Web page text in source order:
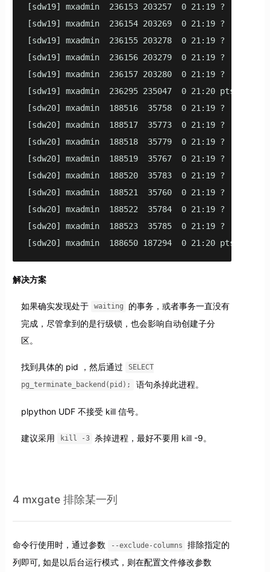
[sdw19] mxadmin  236153 203257  0 21:19 ?
[sdw19] mxadmin  236154 203269  0 21:19 ?
[sdw19] mxadmin  236155 203278  0 21:19 ?
[sdw19] mxadmin  236156 203279  0 21:19 ?
[sdw19] mxadmin  236157 203280  0 21:19 ?
[sdw19] mxadmin  236295 235047  0 21:20 pts/1
[sdw20] mxadmin  188516  35758  0 21:19 ?
[sdw20] mxadmin  188517  35773  0 21:19 ?
[sdw20] mxadmin  188518  35779  0 21:19 ?
[sdw20] mxadmin  188519  35767  0 21:19 ?
[sdw20] mxadmin  188520  35783  0 21:19 ?
[sdw20] mxadmin  188521  35760  0 21:19 ?
[sdw20] mxadmin  188522  35784  0 21:19 ?
[sdw20] mxadmin  188523  35785  0 21:19 ?
[sdw20] mxadmin  188650 187294  0 21:20 pts/1
解决方案
如果确实发现处于 waiting
的事务，或者事务一直没有
完成，尽管拿到的是行级锁，也会影响自动创建子分
区。
找到具体的 pid ，然后通过 SELECT
pg_terminate_backend(pid); 语句杀掉此进程。
plpython UDF 不接受 kill 信号。
建议采用 kill -3 杀掉进程，最好不要用 kill -9。
4 mxgate 排除某一列
命令行使用时，通过参数 --exclude-columns
排除指定的
列即可, 如是以后台运行模式，则在配置文件修改参数